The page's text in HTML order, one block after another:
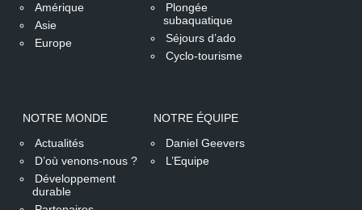
Amérique
Asie
Europe
Plongée
subaquatique
Séjours d’ado
Cyclo-tourisme
NOTRE MONDE
Actualités
D’où venons-nous ?
Développement
durable
NOTRE ÉQUIPE
Daniel Geevers
L’Equipe